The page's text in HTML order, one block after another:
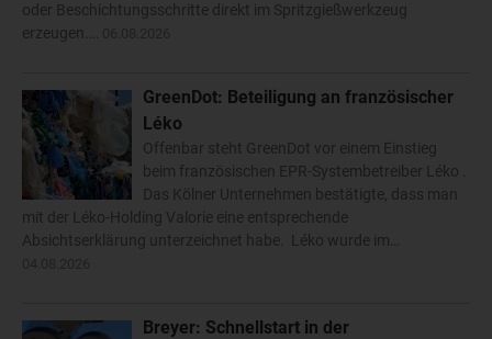
oder Beschichtungsschritte direkt im Spritzgießwerkzeug
erzeugen.…
GreenDot: Beteiligung an französischer
Léko
Offenbar steht GreenDot vor einem Einstieg
beim französischen EPR-Systembetreiber Léko .
Das Kölner Unternehmen bestätigte, dass man
mit der Léko-Holding Valorie eine entsprechende
Absichtserklärung unterzeichnet habe. Léko wurde im…
Breyer: Schnellstart in der